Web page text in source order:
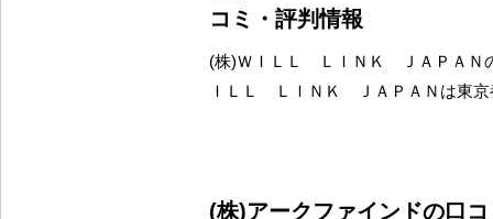
コミ・評判情報
(株)ＷＩＬＬ ＬＩＮＫ ＪＡＰＡＮ
ＩＬＬ ＬＩＮＫ ＪＡＰＡＮは東京
(株)アークファインドの口